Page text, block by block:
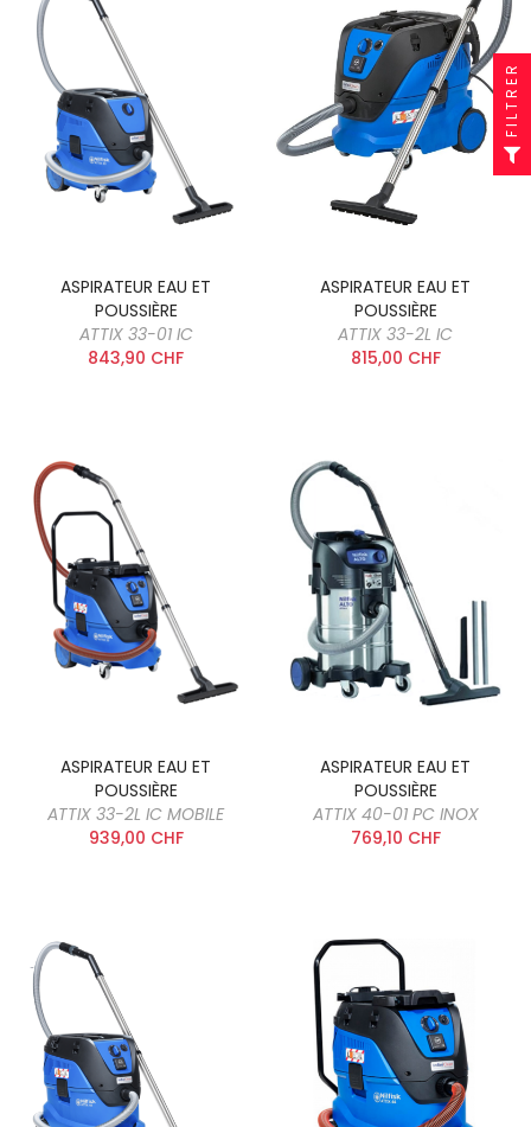
ASPIRATEUR EAU ET
POUSSIÈRE
ATTIX 33-01 IC
843,90 CHF
ASPIRATEUR EAU ET
POUSSIÈRE
ATTIX 33-2L IC
815,00 CHF
ASPIRATEUR EAU ET
POUSSIÈRE
ATTIX 33-2L IC MOBILE
939,00 CHF
ASPIRATEUR EAU ET
POUSSIÈRE
ATTIX 40-01 PC INOX
769,10 CHF
FILTRER